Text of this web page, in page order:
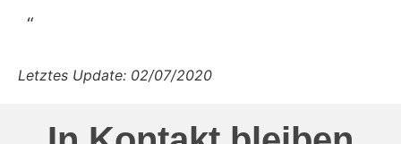
“
Letztes Update: 02/07/2020